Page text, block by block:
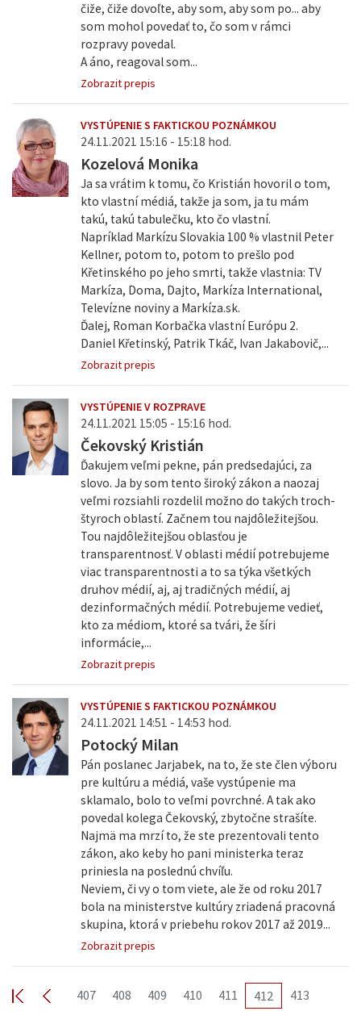
čiže, čiže dovoľte, aby som, aby som po... aby
som mohol povedať to, čo som v rámci
rozpravy povedal.
A áno, reagoval som...
Zobrazit prepis
VYSTÚPENIE S FAKTICKOU POZNÁMKOU
24.11.2021 15:16 - 15:18 hod.
Kozelová Monika
Ja sa vrátim k tomu, čo Kristián hovoril o tom,
kto vlastní médiá, takže ja som, ja tu mám
takú, takú tabulečku, kto čo vlastní.
Napríklad Markízu Slovakia 100 % vlastnil Peter
Kellner, potom to, potom to prešlo pod
Křetinského po jeho smrti, takže vlastnia: TV
Markíza, Doma, Dajto, Markíza International,
Televízne noviny a Markíza.sk.
Ďalej, Roman Korbačka vlastní Európu 2.
Daniel Křetinský, Patrik Tkáč, Ivan Jakabovič,...
Zobrazit prepis
VYSTÚPENIE V ROZPRAVE
24.11.2021 15:05 - 15:16 hod.
Čekovský Kristián
Ďakujem veľmi pekne, pán predsedajúci, za
slovo. Ja by som tento široký zákon a naozaj
veľmi rozsiahli rozdelil možno do takých troch-
štyroch oblastí. Začnem tou najdôležitejšou.
Tou najdôležitejšou oblasťou je
transparentnosť. V oblasti médií potrebujeme
viac transparentnosti a to sa týka všetkých
druhov médií, aj, aj tradičných médií, aj
dezinformačných médií. Potrebujeme vedieť,
kto za médiom, ktoré sa tvári, že šíri
informácie,...
Zobrazit prepis
VYSTÚPENIE S FAKTICKOU POZNÁMKOU
24.11.2021 14:51 - 14:53 hod.
Potocký Milan
Pán poslanec Jarjabek, na to, že ste člen výboru
pre kultúru a médiá, vaše vystúpenie ma
sklamalo, bolo to veľmi povrchné. A tak ako
povedal kolega Čekovský, zbytočne strašíte.
Najmä ma mrzí to, že ste prezentovali tento
zákon, ako keby ho pani ministerka teraz
priniesla na poslednú chvíľu.
Neviem, či vy o tom viete, ale že od roku 2017
bola na ministerstve kultúry zriadená pracovná
skupina, ktorá v priebehu rokov 2017 až 2019...
Zobrazit prepis
407 408 409 410 411 412 413